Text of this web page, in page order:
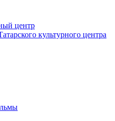
центр
культурного центра